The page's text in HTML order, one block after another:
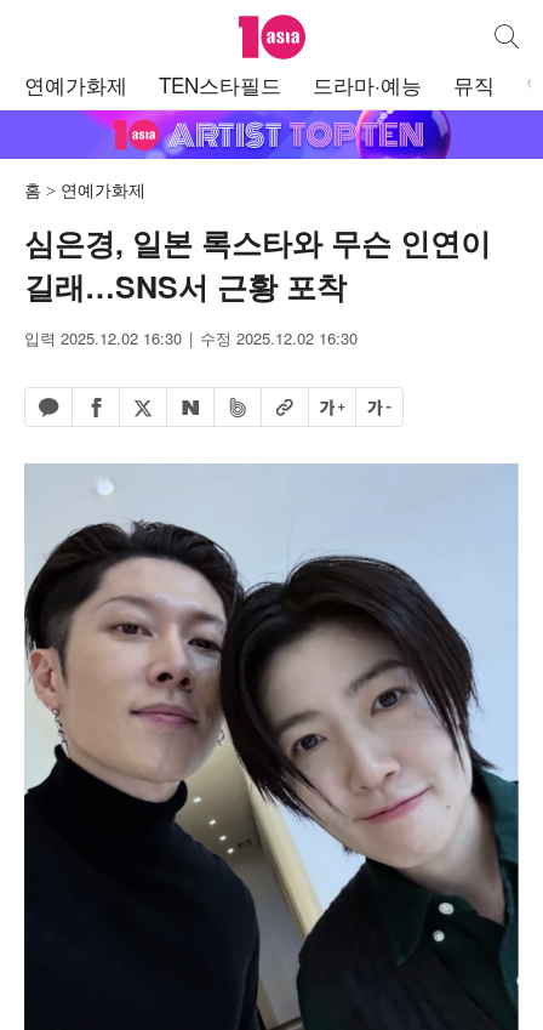
텐아시아 통합
연예가화제 TEN스타필드 드라마·예능 뮤직
홈 연예가화제
심은경, 일본 록스타와 무슨 인연이
길래…SNS서 근황 포착
입력 2025.12.02 16:30 수정 2025.12.02 16:30
카카오톡 공유하기
페이스북 공유하기
엑스 공유하기
네이버 공유하기
밴드 공유하기
URL복사글자 크게글자 작게